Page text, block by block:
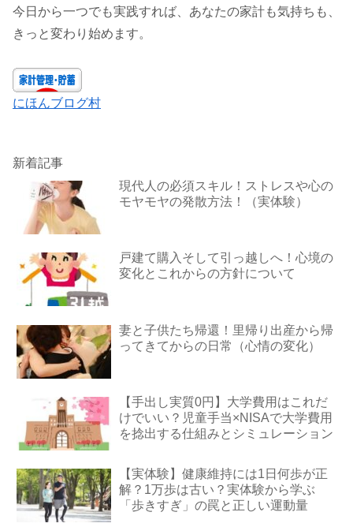
今日から一つでも実践すれば、あなたの家計も気持ちも、
きっと変わり始めます。
にほんブログ村
新着記事
現代人の必須スキル！ストレスや心の
モヤモヤの発散方法！（実体験）
戸建て購入そして引っ越しへ！心境の
変化とこれからの方針について
妻と子供たち帰還！里帰り出産から帰
ってきてからの日常（心情の変化）
【手出し実質0円】大学費用はこれだ
けでいい？児童手当×NISAで大学費用
を捻出する仕組みとシミュレーション
【実体験】健康維持には1日何歩が正
解？1万歩は古い？実体験から学ぶ
「歩きすぎ」の罠と正しい運動量